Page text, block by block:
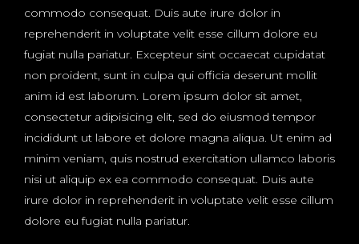
commodo consequat. Duis aute irure dolor in
reprehenderit in voluptate velit esse cillum dolore eu
fugiat nulla pariatur. Excepteur sint occaecat cupidatat
non proident, sunt in culpa qui officia deserunt mollit
anim id est laborum. Lorem ipsum dolor sit amet,
consectetur adipisicing elit, sed do eiusmod tempor
incididunt ut labore et dolore magna aliqua. Ut enim ad
minim veniam, quis nostrud exercitation ullamco laboris
nisi ut aliquip ex ea commodo consequat. Duis aute
irure dolor in reprehenderit in voluptate velit esse cillum
dolore eu fugiat nulla pariatur.